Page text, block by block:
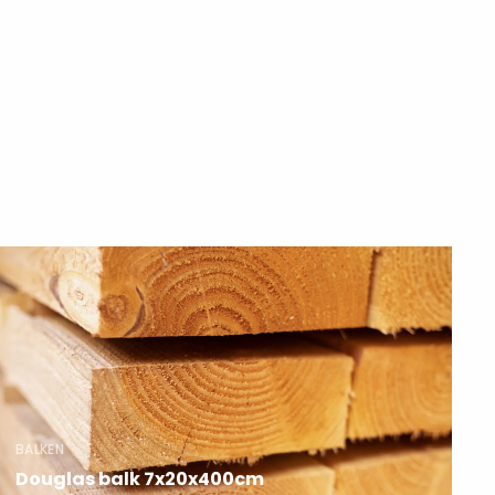
BALKEN
Douglas balk 7x20x400cm
over